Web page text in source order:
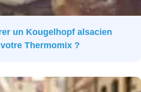
un Kougelhopf alsacien
Thermomix ?